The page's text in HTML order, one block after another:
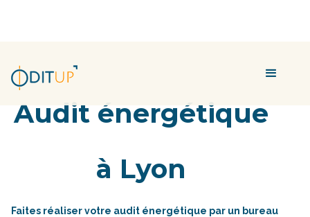
Audit énergétique
à Lyon
Faites réaliser votre audit énergétique par un bureau